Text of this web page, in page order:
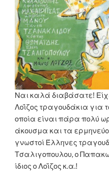
Ναι καλά διαβάσατε!
Λοΐζος τραγουδάκια για
οποία είναι πάρα πολύ
άκουσμα και τα
γνωστοί Έλληνες
Τσαλιγοπουλου, ο
ίδιος ο Λοΐζος κ.α.!